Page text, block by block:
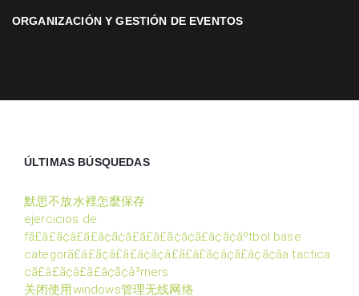
ORGANIZACIÓN Y GESTIÓN DE EVENTOS
ÚLTIMAS BÚSQUEDAS
默思不放水裡怎麼保存
ejercicios de
fã£â£ã¢â£ã£â¢ã¢â£ã£â£ã¢â¢ã£â¢ã¢âºtbol base
categorã£â£ã¢â£ã£â¢ã¢â£ã£â£ã¢â¢ã£â¢ã¢âa tactica
cã£â£ã¢â£ã£â¢ã¢â³rners
关闭使用windows管理无线网络